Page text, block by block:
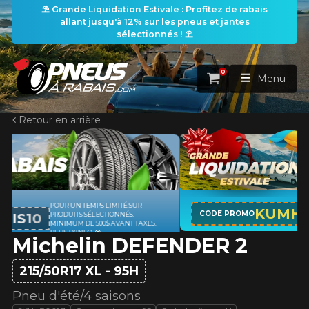
⛱️ Grande Liquidation Estivale : Profitez de rabais
allant jusqu'à 12% sur les pneus et jantes
sélectionnés ! ⛱️
ACCUEIL
PNEUS
RECHERCHE DE PNEUS VOIR TOUT
Rechercher par
Par dimensions Par véhicule
Recherche par dimensions
ROUES
RECHERCHE DE ROUES VOIR TOUT
Par véhicule
ENSEMBLES
RECHERCHE D'ENSEMBLES
PROMOTIONS
Panier
0
Menu
Retour en arrière
Michelin DEFENDER 2
215/50R17 XL - 95H
Pneu d'été/4 saisons
CODE PROMOKUMHO12
APPLICABLE SUR TOUT ACHAT DE 4
PNEUS DE MARQUE KUMHO* PLUS
D'INFO